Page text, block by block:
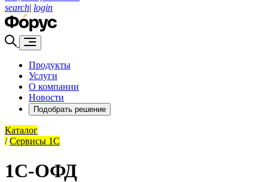
search| login
Продукты
Услуги
О компании
Новости
Подобрать решение
Каталог
/ Сервисы 1С
1С-ОФД